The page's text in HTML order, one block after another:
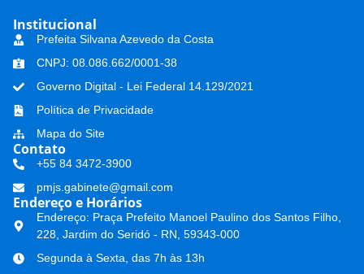
Institucional
Prefeita Silvana Azevedo da Costa
CNPJ: 08.086.662/0001-38
Governo Digital - Lei Federal 14.129/2021
Política de Privacidade
Mapa do Site
Contato
+55 84 3472-3900
pmjs.gabinete@gmail.com
Endereço e Horários
Endereço: Praça Prefeito Manoel Paulino dos Santos Filho,
228, Jardim do Seridó - RN, 59343-000
Segunda à Sexta, das 7h às 13h